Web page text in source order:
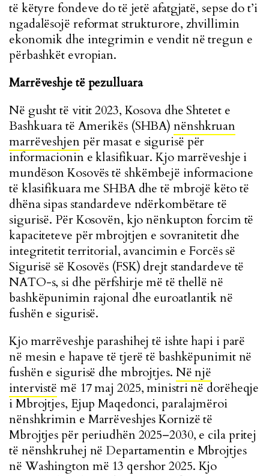
të këtyre fondeve do të jetë afatgjatë, sepse do t’i
ngadalësojë reformat strukturore, zhvillimin
ekonomik dhe integrimin e vendit në tregun e
përbashkët evropian.
Marrëveshje të pezulluara
Në gusht të vitit 2023, Kosova dhe Shtetet e
Bashkuara të Amerikës (SHBA)nënshkruan
marrëveshjenpër masat e sigurisë për
informacionin e klasifikuar. Kjo marrëveshje i
mundëson Kosovës të shkëmbejë informacione
të klasifikuara me SHBA dhe të mbrojë këto të
dhëna sipas standardeve ndërkombëtare të
sigurisë. Për Kosovën, kjo nënkupton forcim të
kapaciteteve për mbrojtjen e sovranitetit dhe
integritetit territorial, avancimin e Forcës së
Sigurisë së Kosovës (FSK) drejt standardeve të
NATO-s, si dhe përfshirje më të thellë në
bashkëpunimin rajonal dhe euroatlantik në
fushën e sigurisë.
Kjo marrëveshje parashihej të ishte hapi i parë
në mesin e hapave të tjerë të bashkëpunimit në
fushën e sigurisë dhe mbrojtjes. Në një
intervistë më 17 maj 2025, ministri në dorëheqje
i Mbrojtjes, Ejup Maqedonci, paralajmëroi
nënshkrimin e Marrëveshjes Kornizë të
Mbrojtjes për periudhën 2025–2030, e cila pritej
të nënshkruhej në Departamentin e Mbrojtjes
në Washington më 13 qershor 2025. Kjo